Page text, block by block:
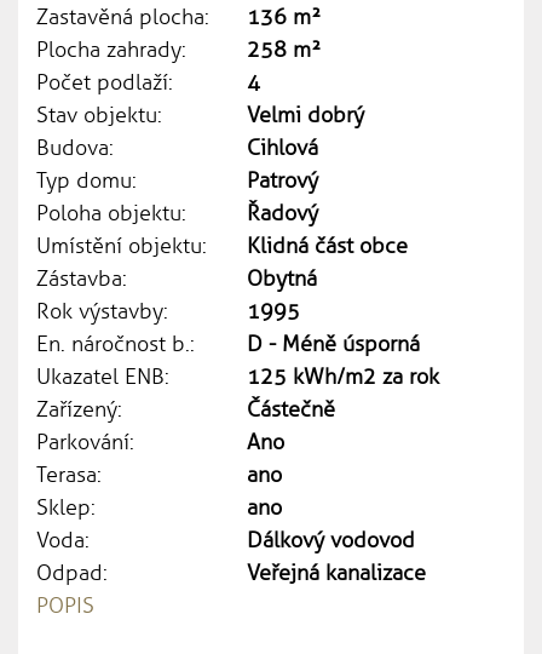
Zastavěná plocha:
136 m²
Plocha zahrady:
258 m²
Počet podlaží:
4
Stav objektu:
Velmi dobrý
Budova:
Cihlová
Typ domu:
Patrový
Poloha objektu:
Řadový
Umístění objektu:
Klidná část obce
Zástavba:
Obytná
Rok výstavby:
1995
En. náročnost b.:
D - Méně úsporná
Ukazatel ENB:
125 kWh/m2 za rok
Zařízený:
Částečně
Parkování:
Ano
Terasa:
ano
Sklep:
ano
Voda:
Dálkový vodovod
Odpad:
Veřejná kanalizace
POPIS